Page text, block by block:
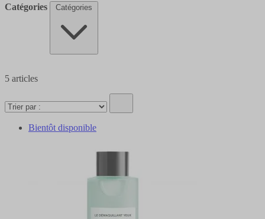
Catégories Catégories
5 articles
Bientôt disponible